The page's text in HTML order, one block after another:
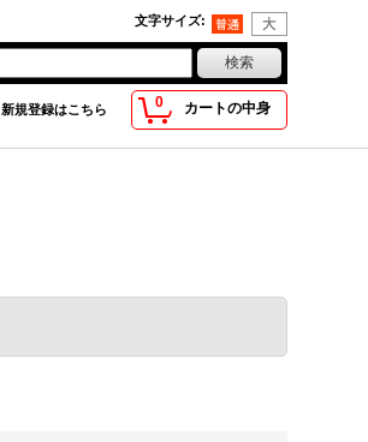
文字サイズ:
0 カートの中身
新規登録はこちら